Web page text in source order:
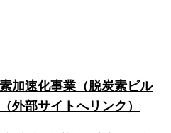
加速化事業（脱炭素ビル
外部サイトへリンク）